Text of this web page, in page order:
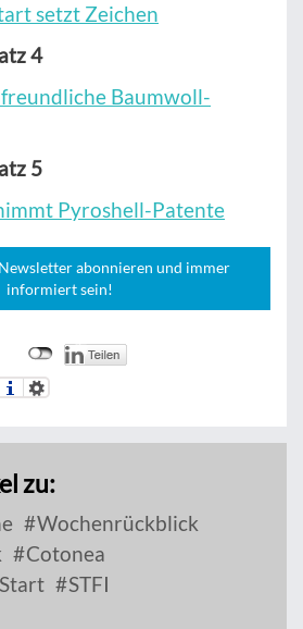
setzt Zeichen
4
Baumwoll-
5
Pyroshell-Patente
abonnieren und immer
informiert sein!
zu:
Wochenrückblick
Cotonea
STFI